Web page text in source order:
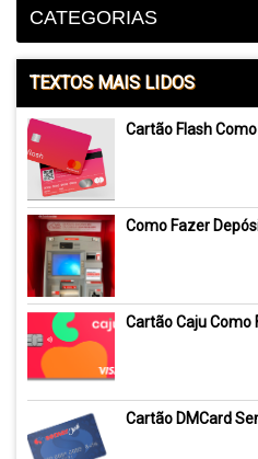
CATEGORIAS
TEXTOS MAIS LIDOS
Cartão Flash
Como Fazer
Cartão Caju Como
Cartão DMCard